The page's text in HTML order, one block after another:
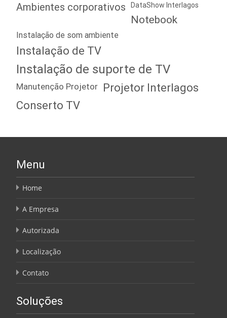
Ambientes corporativos DataShow Interlagos
Notebook
Instalação de som ambiente
Instalação de TV
Instalação de suporte de TV
Manutenção Projetor Projetor Interlagos
Conserto TV
Menu
Home
A Empresa
Autorizada
Localização
Contato
Soluções